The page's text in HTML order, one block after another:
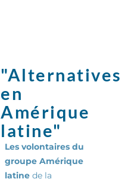
"Alternatives
en
Amérique
latine"
Les volontaires du
groupe Amérique
latine de la